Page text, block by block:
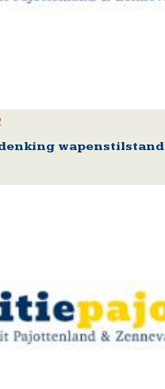
wapenstilstand